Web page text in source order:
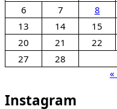
6
7 8
13
14 15
20
21 22
27
28
«
Instagram